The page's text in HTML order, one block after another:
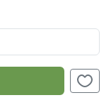
Auf